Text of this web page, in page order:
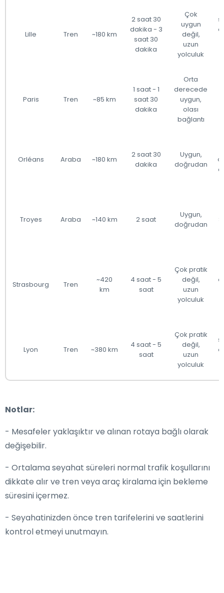
Lille Tren ~180 km
2 saat 30
dakika - 3
saat 30
dakika
Çok
uygun
değil,
uzun
yolculuk
Paris Tren ~85 km
1 saat - 1
saat 30
dakika
Orta
derecede
uygun,
olası
bağlantı
Orléans Araba ~180 km
2 saat 30
dakika
Uygun,
doğrudan
Troyes Araba ~140 km 2 saat
Uygun,
doğrudan
Strasbourg Tren
~420
km
4 saat - 5
saat
Çok pratik
değil,
uzun
yolculuk
Lyon Tren ~380 km
4 saat - 5
saat
Çok pratik
değil,
uzun
yolculuk
Notlar:
- Mesafeler yaklaşıktır ve alınan rotaya bağlı olarak
değişebilir.
- Ortalama seyahat süreleri normal trafik koşullarını
dikkate alır ve tren veya araç kiralama için bekleme
süresini içermez.
- Seyahatinizden önce tren tarifelerini ve saatlerini
kontrol etmeyi unutmayın.